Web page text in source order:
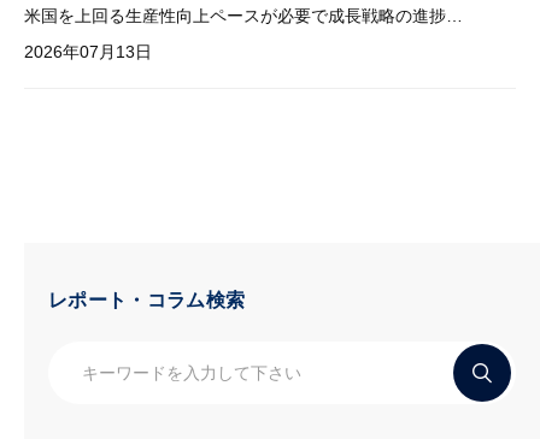
米国を上回る生産性向上ペースが必要で成長戦略の進捗管理も課題
2026年07月13日
レポート・コラム検索